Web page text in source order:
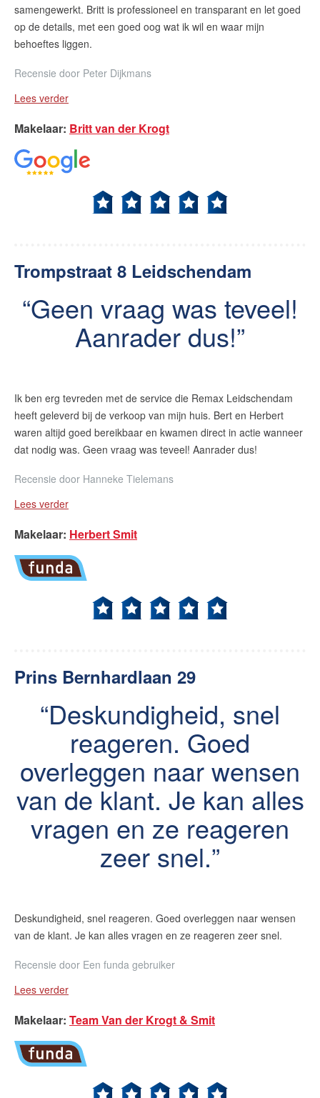
samengewerkt. Britt is professioneel en transparant en let goed
op de details, met een goed oog wat ik wil en waar mijn
behoeftes liggen.
Recensie door Peter Dijkmans
Lees verder
Makelaar: Britt van der Krogt
Trompstraat 8 Leidschendam
Geen vraag was teveel!
Aanrader dus!
Ik ben erg tevreden met de service die Remax Leidschendam
heeft geleverd bij de verkoop van mijn huis. Bert en Herbert
waren altijd goed bereikbaar en kwamen direct in actie wanneer
dat nodig was. Geen vraag was teveel! Aanrader dus!
Recensie door Hanneke Tielemans
Lees verder
Makelaar: Herbert Smit
Prins Bernhardlaan 29
Deskundigheid, snel
reageren. Goed
overleggen naar wensen
van de klant. Je kan alles
vragen en ze reageren
zeer snel.
Deskundigheid, snel reageren. Goed overleggen naar wensen
van de klant. Je kan alles vragen en ze reageren zeer snel.
Recensie door Een funda gebruiker
Lees verder
Makelaar: Team Van der Krogt & Smit